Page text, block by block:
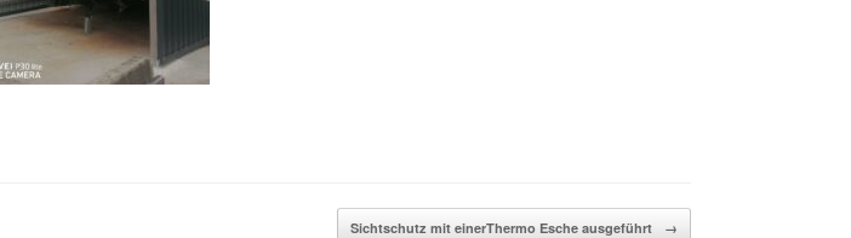
Sichtschutz mit einerThermo Esche ausgeführt →